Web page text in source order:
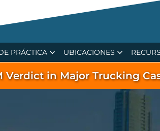
PRÁCTICA UBICACIONES
Verdict in Major Trucking